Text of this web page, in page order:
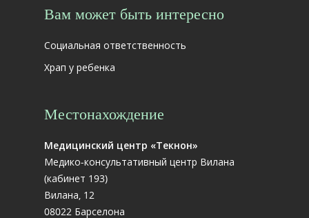
Вам может быть интересно
Социальная ответственность
Храп у ребенка
Местонахождение
Медицинский центр «Текнон»
Медико-консультативный центр Вилана
(кабинет 193)
Вилана, 12
08022 Барселона